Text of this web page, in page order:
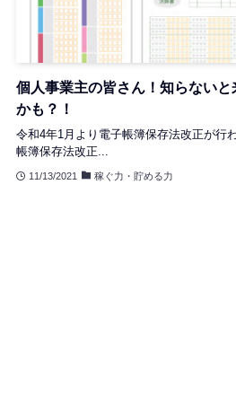
個人事業主の皆さん！知らない
かも？！
令和4年1月より電子帳簿保存法改正が行
帳簿保存法改正...
11/13/2021 稼ぐ力・貯める力